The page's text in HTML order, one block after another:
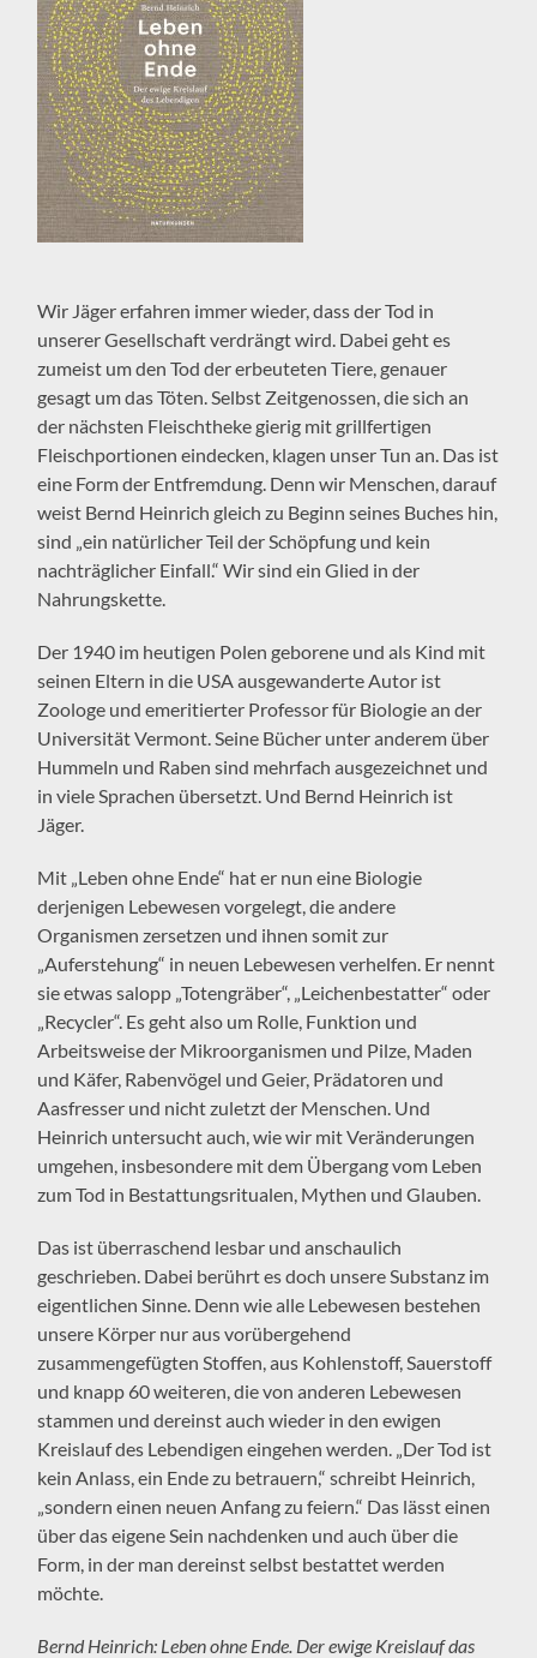
Wir Jäger erfahren immer wieder, dass der Tod in
unserer Gesellschaft verdrängt wird. Dabei geht es
zumeist um den Tod der erbeuteten Tiere, genauer
gesagt um das Töten. Selbst Zeitgenossen, die sich an
der nächsten Fleischtheke gierig mit grillfertigen
Fleischportionen eindecken, klagen unser Tun an. Das ist
eine Form der Entfremdung. Denn wir Menschen, darauf
weist Bernd Heinrich gleich zu Beginn seines Buches hin,
sind „ein natürlicher Teil der Schöpfung und kein
nachträglicher Einfall.“ Wir sind ein Glied in der
Nahrungskette.
Der 1940 im heutigen Polen geborene und als Kind mit
seinen Eltern in die USA ausgewanderte Autor ist
Zoologe und emeritierter Professor für Biologie an der
Universität Vermont. Seine Bücher unter anderem über
Hummeln und Raben sind mehrfach ausgezeichnet und
in viele Sprachen übersetzt. Und Bernd Heinrich ist
Jäger.
Mit „Leben ohne Ende“ hat er nun eine Biologie
derjenigen Lebewesen vorgelegt, die andere
Organismen zersetzen und ihnen somit zur
„Auferstehung“ in neuen Lebewesen verhelfen. Er nennt
sie etwas salopp „Totengräber“, „Leichenbestatter“ oder
„Recycler“. Es geht also um Rolle, Funktion und
Arbeitsweise der Mikroorganismen und Pilze, Maden
und Käfer, Rabenvögel und Geier, Prädatoren und
Aasfresser und nicht zuletzt der Menschen. Und
Heinrich untersucht auch, wie wir mit Veränderungen
umgehen, insbesondere mit dem Übergang vom Leben
zum Tod in Bestattungsritualen, Mythen und Glauben.
Das ist überraschend lesbar und anschaulich
geschrieben. Dabei berührt es doch unsere Substanz im
eigentlichen Sinne. Denn wie alle Lebewesen bestehen
unsere Körper nur aus vorübergehend
zusammengefügten Stoffen, aus Kohlenstoff, Sauerstoff
und knapp 60 weiteren, die von anderen Lebewesen
stammen und dereinst auch wieder in den ewigen
Kreislauf des Lebendigen eingehen werden. „Der Tod ist
kein Anlass, ein Ende zu betrauern,“ schreibt Heinrich,
„sondern einen neuen Anfang zu feiern.“ Das lässt einen
über das eigene Sein nachdenken und auch über die
Form, in der man dereinst selbst bestattet werden
möchte.
Bernd Heinrich: Leben ohne Ende. Der ewige Kreislauf das